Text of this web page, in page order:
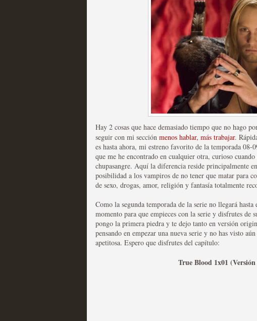
La burbuja de los jugadores
Recomendación de la semana
tienen fecha de caducidad
MOLTISANTI
Recomendación de la semana
Hay 2 cosas que hace demasiado tiempo que no hago
seguir con mi sección menos hablar, más trabajar.
es hasta ahora, mi estreno favorito de la temporada 08-
que me he encontrado en cualquier otra, curioso
chupasangre. Aquí la diferencia reside principalmente
posibilidad a los vampiros de no tener que matar para
de sexo, drogas, amor, religión y fantasía totalmente
Como la segunda temporada de la serie no llegará
momento para que empieces con la serie y disfrutes de
pongo la primera piedra y te dejo tanto en versión
pensando en empezar una nueva serie y no has visto
apetitosa. Espero que disfrutes del capítulo:
True Blood 1x01